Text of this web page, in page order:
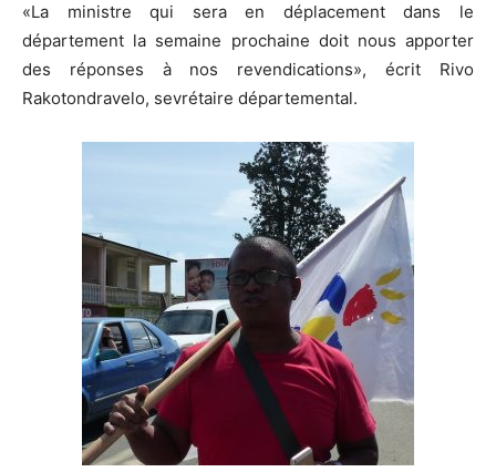
«La ministre qui sera en déplacement dans le
département la semaine prochaine doit nous apporter
des réponses à nos revendications», écrit Rivo
Rakotondravelo, sevrétaire départemental.